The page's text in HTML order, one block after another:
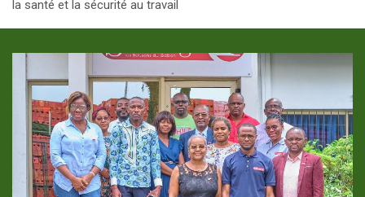
la santé et la sécurité au travail
p